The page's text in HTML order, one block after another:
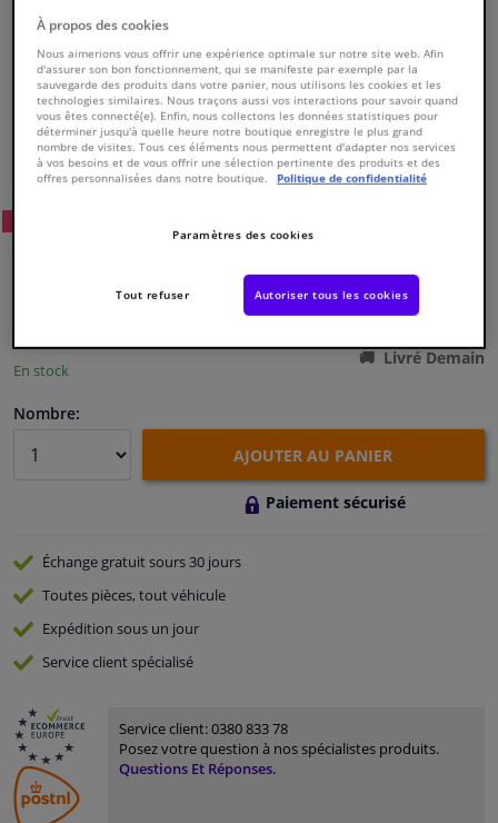
Fenêtres & accessoires
Intérieur & ameublement
Nettoyage & protection
Numéro de produit d'origine:0172041
Numéro de fabrication:821341
EAN:3276428213415
En stock
Livré Demain
Nombre:
AJOUTER AU PANIER
Paiement sécurisé
Échange gratuitsours 30 jours
Toutes pièces, tout véhicule
Expédition sous un jour
Serviceclient spécialisé
Service client:0380 833 78
Posez votre question à nos spécialistes produits.
Questions Et Réponses.
À propos des cookies
Nous aimerions vous offrir une expérience optimale sur notre site web. Afin
d'assurer son bon fonctionnement, qui se manifeste par exemple par la
sauvegarde des produits dans votre panier, nous utilisons les cookies et les
technologies similaires. Nous traçons aussi vos interactions pour savoir quand
vous êtes connecté(e). Enfin, nous collectons les données statistiques pour
déterminer jusqu'à quelle heure notre boutique enregistre le plus grand
nombre de visites. Tous ces éléments nous permettent d'adapter nos services
à vos besoins et de vous offrir une sélection pertinente des produits et des
offres personnalisées dans notre boutique.
Politique de confidentialité
Paramètres des cookies
Tout refuser Autoriser tous les cookies